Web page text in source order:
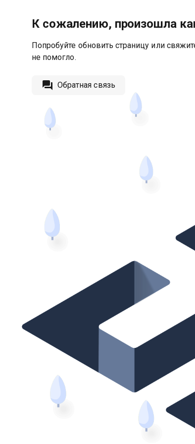
К сожалению, произошла
Попробуйте обновить страницу или
не помогло.
Обратная связь